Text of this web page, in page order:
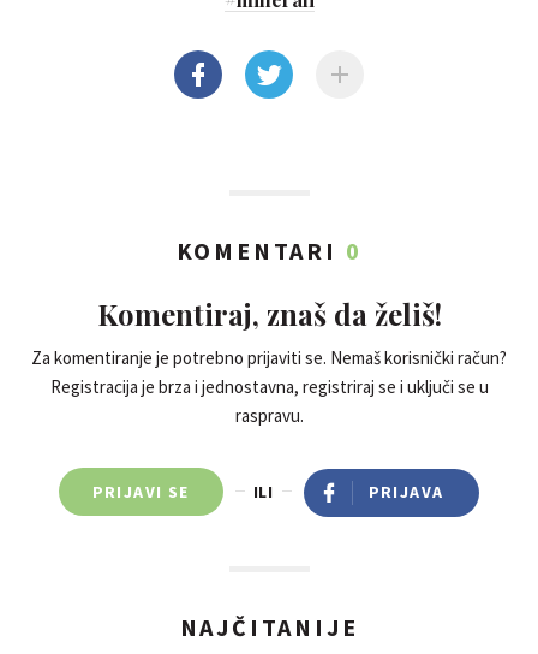
KOMENTARI 0
Komentiraj, znaš da želiš!
Za komentiranje je potrebno prijaviti se. Nemaš korisnički račun?
Registracija je brza i jednostavna, registriraj se i uključi se u
raspravu.
PRIJAVI SE ILI PRIJAVA
NAJČITANIJE